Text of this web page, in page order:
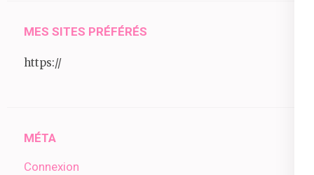
MES SITES PRÉFÉRÉS
https://
MÉTA
Connexion